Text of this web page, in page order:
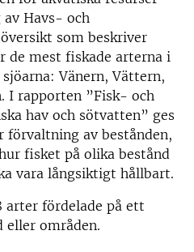
av Havs- och
som beskriver
de mest fiskade arterna i
Vänern, Vättern,
I rapporten ”Fisk- och
hav och sötvatten” ges
förvaltning av bestånden,
fisket på olika bestånd
vara långsiktigt hållbart.
arter fördelade på ett
eller områden.